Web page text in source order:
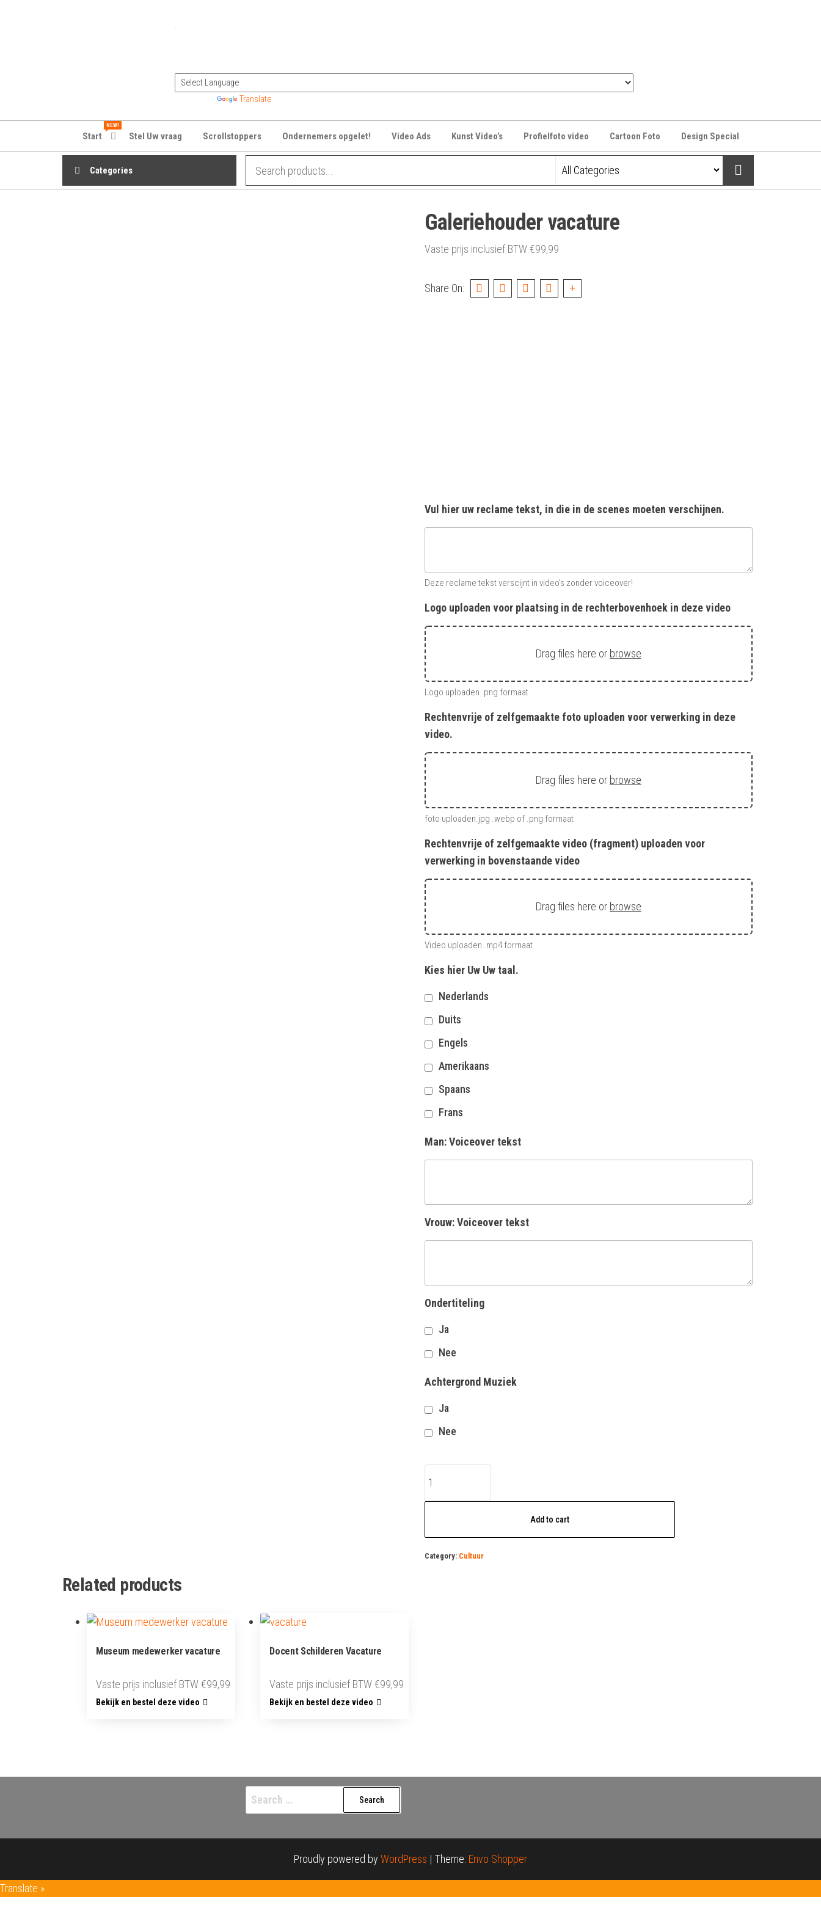
Translate
Start
NEW!
Stel Uw vraag Scrollstoppers Ondernemers opgelet! Video Ads Kunst Video’s Profielfoto video Cartoon Foto Design Special
Categories
Galeriehouder vacature
Vaste prijs inclusief BTW€99,99
Share On:
Vul hier uw reclame tekst, in die in de scenes moeten verschijnen.
Deze reclame tekst verscijnt in video's zonder voiceover!
Logo uploaden voor plaatsing in de rechterbovenhoek in deze video
Drag files here or browse
Logo uploaden .png formaat
Rechtenvrije of zelfgemaakte foto uploaden voor verwerking in deze
video.
Drag files here or browse
foto uploaden.jpg .webp of .png formaat
Rechtenvrije of zelfgemaakte video (fragment) uploaden voor
verwerking in bovenstaande video
Drag files here or browse
Video uploaden .mp4 formaat
Kies hier Uw Uw taal.
Nederlands
Duits
Engels
Amerikaans
Spaans
Frans
Man: Voiceover tekst
Vrouw: Voiceover tekst
Ondertiteling
Ja
Nee
Achtergrond Muziek
Ja
Nee
vacature
quantity
Add to cart
Category: Cultuur
Related products
Museum medewerker vacature
Vaste prijs inclusief BTW€99,99
Bekijk en bestel deze video
Docent Schilderen Vacature
Vaste prijs inclusief BTW €99,99
Bekijk en bestel deze video
Search
for:
Proudly powered by WordPress | Theme: Envo Shopper
Translate »